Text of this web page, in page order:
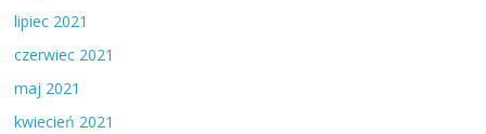
lipiec 2021
czerwiec 2021
maj 2021
kwiecień 2021